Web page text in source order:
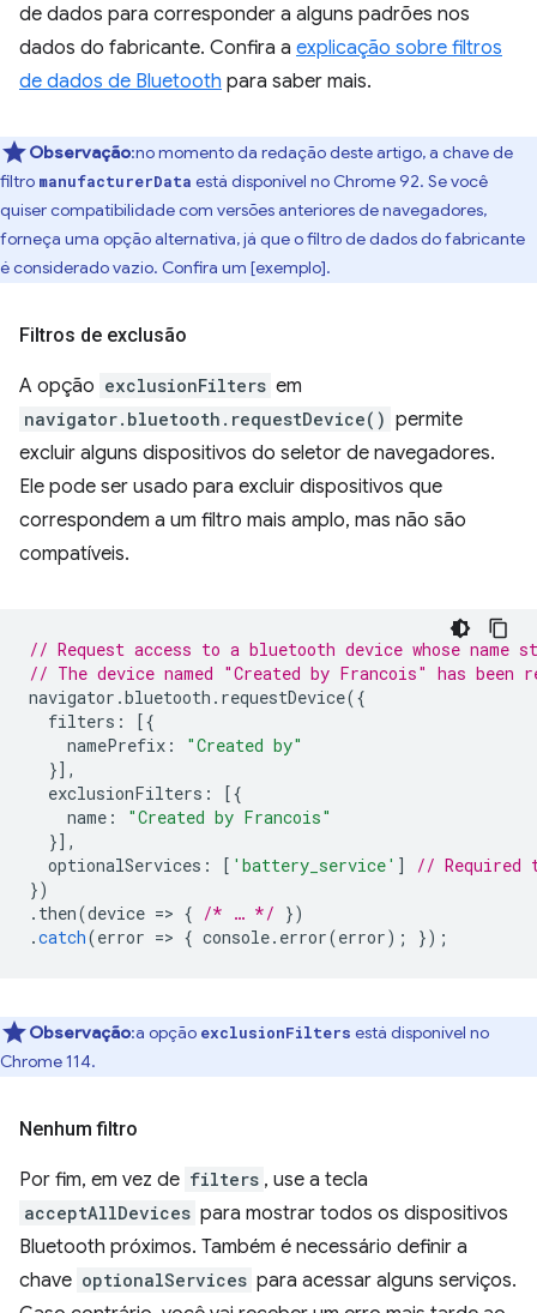
de dados para corresponder a alguns padrões nos
dados do fabricante. Confira a explicação sobre filtros
de dados de Bluetooth para saber mais.
Observação:no momento da redação deste artigo, a chave de
filtro manufacturerData está disponível no Chrome 92. Se você
quiser compatibilidade com versões anteriores de navegadores,
forneça uma opção alternativa, já que o filtro de dados do fabricante
é considerado vazio. Confira um [exemplo].
Filtros de exclusão
A opção exclusionFilters em
navigator.bluetooth.requestDevice() permite
excluir alguns dispositivos do seletor de navegadores.
Ele pode ser usado para excluir dispositivos que
correspondem a um filtro mais amplo, mas não são
compatíveis.
// Request access to a bluetooth device whose
// The device named "Created by Francois" has been
navigator .bluetooth . requestDevice({
filters :
[{
namePrefix :
"Created by"
}],
exclusionFilters :
[{
name :
"Created by Francois"
}],
optionalServices : [ 'battery_service' ]
// Required
})
. then(device => { /* … */ })
.catch(error => { console. error(error); });
Observação:a opção exclusionFilters está disponível no
Chrome 114.
Nenhum filtro
Por fim, em vez de filters , use a tecla
acceptAllDevices para mostrar todos os dispositivos
Bluetooth próximos. Também é necessário definir a
chave optionalServices para acessar alguns serviços.